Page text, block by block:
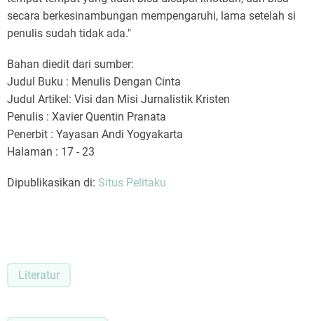
secara berkesinambungan mempengaruhi, lama setelah si
penulis sudah tidak ada."
Bahan diedit dari sumber:
Judul Buku : Menulis Dengan Cinta
Judul Artikel: Visi dan Misi Jurnalistik Kristen
Penulis : Xavier Quentin Pranata
Penerbit : Yayasan Andi Yogyakarta
Halaman : 17 - 23
Dipublikasikan di: Situs Pelitaku
Literatur